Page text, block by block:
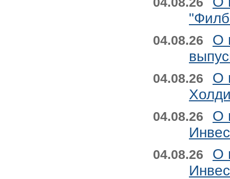
04.08.26
О
04.08.26
О
04.08.26
О
04.08.26
О